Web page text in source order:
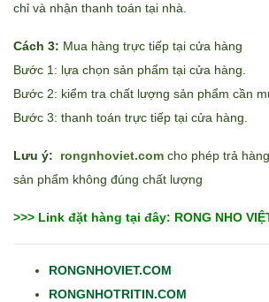
chỉ và nhận thanh toán tại nhà.
Cách 3: Mua hàng trực tiếp tại cửa hàng
Bước 1: lựa chọn sản phẩm tại cửa hàng.
Bước 2: kiểm tra chất lượng sản phẩm cần
Bước 3: thanh toán trực tiếp tại cửa hàng.
Lưu ý: rongnhoviet.com cho phép trả
sản phẩm không đúng chất lượng
>>> Link đặt hàng tại đây: RONG NHO
RONGNHOVIET.COM
RONGNHOTRITIN.COM